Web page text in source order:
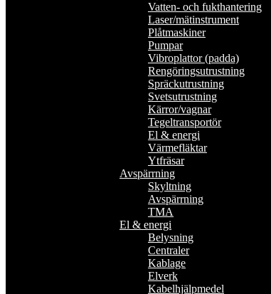
Vatten- och fukthantering
Laser/mätinstrument
Plåtmaskiner
Pumpar
Vibroplattor (padda)
Rengöringsutrustning
Spräckutrustning
Svetsutrustning
Kärror/vagnar
Tegeltransportör
El & energi
Värmefläktar
Ytfräsar
Avspärrning
Skyltning
Avspärrning
TMA
El & energi
Belysning
Centraler
Kablage
Elverk
Kabelhjälpmedel